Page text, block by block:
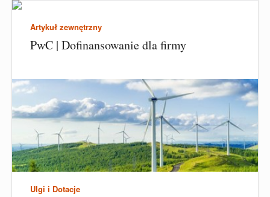
Artykuł zewnętrzny
PwC | Dofinansowanie dla firmy
Ulgi i Dotacje